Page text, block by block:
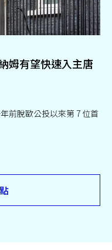
姆有望快速入主唐
前脫歐公投以來第 7 位首